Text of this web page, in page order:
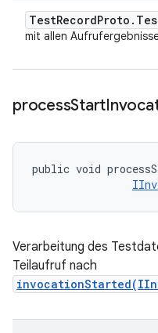
TestRecordProto .
mit allen
processStart
public void
Verarbeitung des
Teilaufruf nach